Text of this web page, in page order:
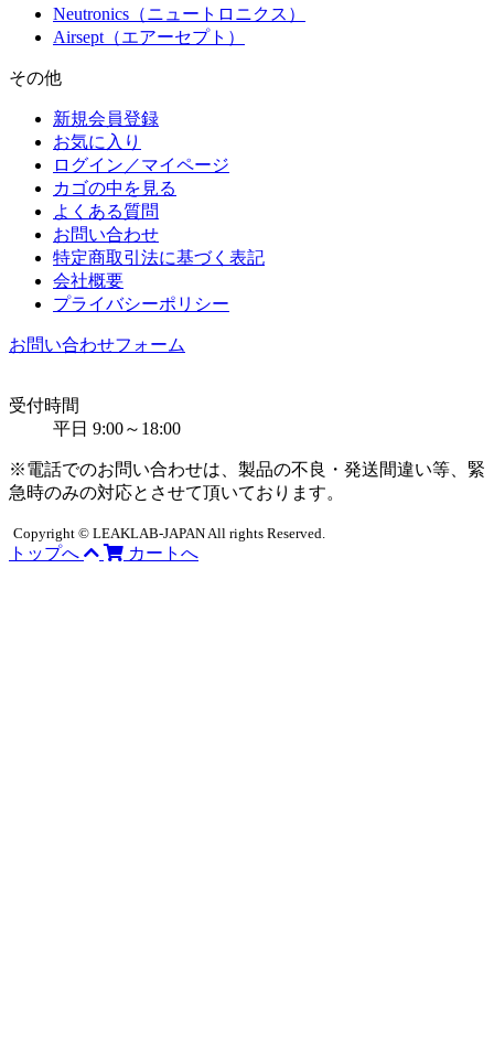
Neutronics（ニュートロニクス）
Airsept（エアーセプト）
その他
新規会員登録
お気に入り
ログイン／マイページ
カゴの中を見る
よくある質問
お問い合わせ
特定商取引法に基づく表記
会社概要
プライバシーポリシー
お問い合わせフォーム
受付時間
平日 9:00～18:00
※電話でのお問い合わせは、製品の不良・発送間違い等、緊
急時のみの対応とさせて頂いております。
Copyright © LEAKLAB-JAPAN All rights Reserved.
トップへ カートへ